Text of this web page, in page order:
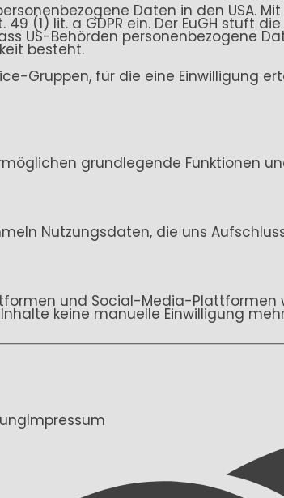
Daten in den USA.
49 (1) lit. a GDPR ein. Der EuGH stuft
US-Behörden personenbezogene
besteht.
Gruppen, für die eine Einwilligung
grundlegende Funktionen
Nutzungsdaten, die uns
und Social-Media-Plattformen
keine manuelle Einwilligung
Impressum